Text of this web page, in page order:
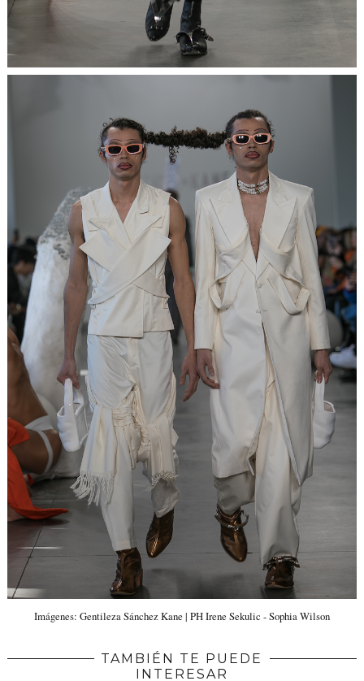
Imágenes: Gentileza Sánchez Kane | PH Irene Sekulic - Sophia Wilson
TAMBIÉN TE PUEDE
INTERESAR